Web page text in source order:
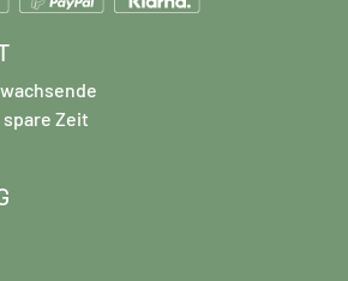
Zeit